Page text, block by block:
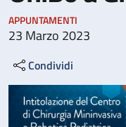
APPUNTAMENTI
23 Marzo 2023
Condividi